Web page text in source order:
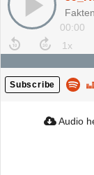
00:00
Subscribe
Audio